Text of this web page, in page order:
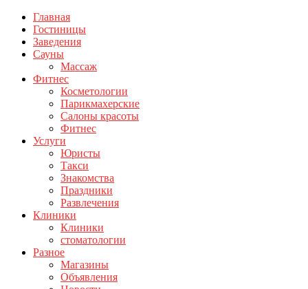
Главная
Гостиницы
Заведения
Сауны
Массаж
Фитнес
Косметологии
Парикмахерские
Салоны красоты
Фитнес
Услуги
Юристы
Такси
Знакомства
Праздники
Развлечения
Клиники
Клиники
стоматологии
Разное
Магазины
Объявления